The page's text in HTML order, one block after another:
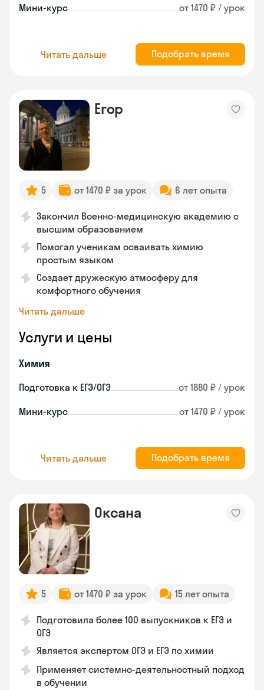
Мини-курс от 1470 ₽ / урок
Читать дальше Подобрать время
Егор
5 от 1470 ₽ за урок 6 лет опыта
Закончил Военно-медицинскую академию с
высшим образованием
Помогал ученикам осваивать химию
простым языком
Создает дружескую атмосферу для
комфортного обучения
Читать дальше
Услуги и цены
Химия
Подготовка к ЕГЭ/ОГЭ от 1880 ₽ / урок
Мини-курс от 1470 ₽ / урок
Читать дальше Подобрать время
Оксана
5 от 1470 ₽ за урок 15 лет опыта
Подготовила более 100 выпускников к ЕГЭ и
ОГЭ
Является экспертом ОГЭ и ЕГЭ по химии
Применяет системно-деятельностный подход
в обучении